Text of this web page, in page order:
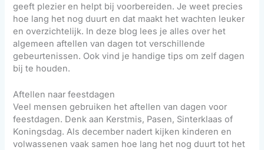
geeft plezier en helpt bij voorbereiden. Je weet precies
hoe lang het nog duurt en dat maakt het wachten leuker
en overzichtelijk. In deze blog lees je alles over het
algemeen aftellen van dagen tot verschillende
gebeurtenissen. Ook vind je handige tips om zelf dagen
bij te houden.
Aftellen naar feestdagen
Veel mensen gebruiken het aftellen van dagen voor
feestdagen. Denk aan Kerstmis, Pasen, Sinterklaas of
Koningsdag. Als december nadert kijken kinderen en
volwassenen vaak samen hoe lang het nog duurt tot het